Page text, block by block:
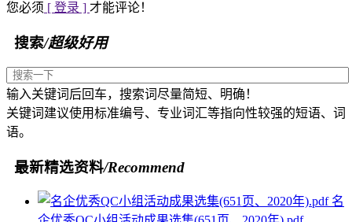
您必须 [ 登录 ] 才能评论！
搜索/超级好用
输入关键词后回车，搜索词尽量简短、明确！
关键词建议使用标准编号、专业词汇等指向性较强的短语、词
语。
最新精选资料/Recommend
名